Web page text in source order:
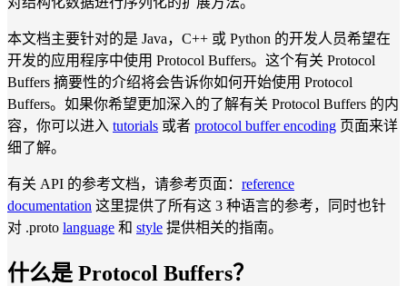
本文档主要针对的是 Java，C++ 或 Python 的开发人员希望在
开发的应用程序中使用 Protocol Buffers。这个有关 Protocol
Buffers 摘要性的介绍将会告诉你如何开始使用 Protocol
Buffers。如果你希望更加深入的了解有关 Protocol Buffers 的内
容，你可以进入 tutorials 或者 protocol buffer encoding 页面来详
细了解。
有关 API 的参考文档，请参考页面： reference
documentation 这里提供了所有这 3 种语言的参考，同时也针
对 .proto language 和 style 提供相关的指南。
什么是 Protocol Buffers？